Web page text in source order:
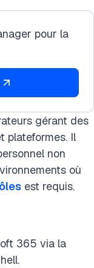
pour la
gérant des
plateformes. Il
non
où
est requis.
365 via la